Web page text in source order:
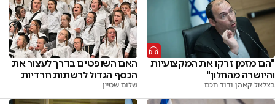
"הם מזמן זרקו את המקצועיות
והיושרה מהחלון"
בצלאל קאהן ודוד חכם
האם השופטים בדרך לעצור את
הכסף הגדול לרשתות חרדיות
שלום שטיין